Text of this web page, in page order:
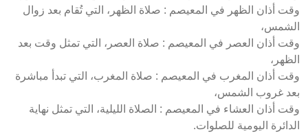
وقت أذان الظهر في المعيصم : صلاة الظهر، التي تُقام بعد زوال
الشمس،
وقت أذان العصر في المعيصم : صلاة العصر، التي تمثل وقت بعد
الظهر،
وقت أذان المغرب في المعيصم : صلاة المغرب، التي تبدأ مباشرة
بعد غروب الشمس،
وقت أذان العشاء في المعيصم : الصلاة الليلية، التي تمثل نهاية
الدائرة اليومية للصلوات.